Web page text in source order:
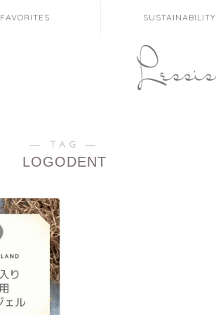
FAVORITES SUSTAINABILITY
― TAG ―
LOGODENT